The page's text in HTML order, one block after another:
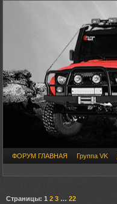
ФОРУМ ГЛАВНАЯ Группа VK
Страницы: 1 2 3 … 22